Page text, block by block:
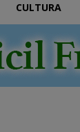
CULTURA